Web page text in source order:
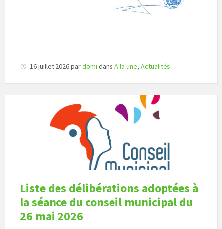
16 juillet 2026pardomi dans A la une, Actualités
Liste des délibérations adoptées à
la séance du conseil municipal du
26 mai 2026